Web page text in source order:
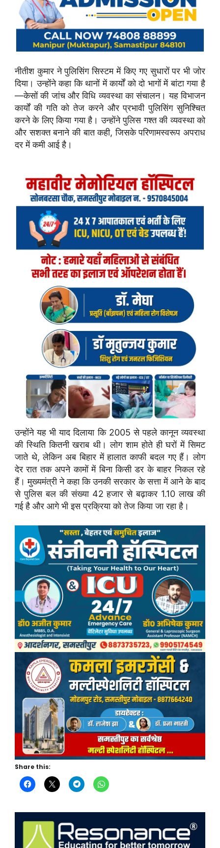
नीतीश कुमार ने पुलिसिंग सिस्टम में किए गए सुधारों पर भी जोर
दिया। उन्होंने कहा कि थानों में कार्यों को दो भागों में बांटा गया है
—केसों की जांच और विधि व्यवस्था का संचालन। यह विभाजन
कार्यों की गति को तेज करने और प्रभावी पुलिसिंग सुनिश्चित
करने के लिए किया गया है। उन्होंने पुलिस गश्त की व्यवस्था को
और सशक्त बनाने की बात कही, जिसके परिणामस्वरूप अपराध
दर में कमी आई है।
उन्होंने यह भी याद दिलाया कि 2005 से पहले कानून व्यवस्था
की स्थिति कितनी खराब थी। लोग शाम होते ही घरों में सिमट
जाते थे, लेकिन अब बिहार में हालात काफी बदल गए हैं। लोग
देर रात तक अपने कामों में बिना किसी डर के बाहर निकल रहे
हैं। मुख्यमंत्री ने कहा कि उनकी सरकार के सत्ता में आने के बाद
से पुलिस बल की संख्या 42 हजार से बढ़ाकर 1.10 लाख की
गई है और आगे भी इस प्रक्रिया को तेज किया जा रहा है।
Share this: